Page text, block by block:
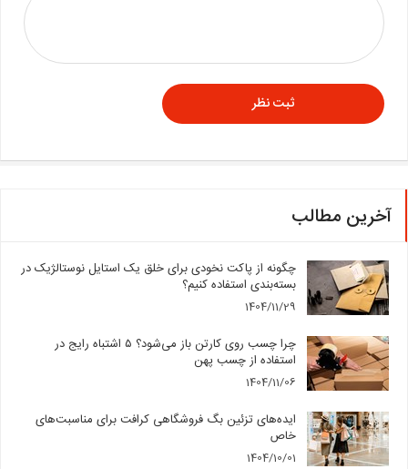
آخرین مطالب
چگونه از پاکت نخودی برای خلق یک استایل نوستالژیک در
بسته‌بندی استفاده کنیم؟
1404/11/29
چرا چسب روی کارتن باز می‌شود؟ ۵ اشتباه رایج در
استفاده از چسب پهن
1404/11/06
ایده‌های تزئین بگ فروشگاهی کرافت برای مناسبت‌های
خاص
1404/10/01